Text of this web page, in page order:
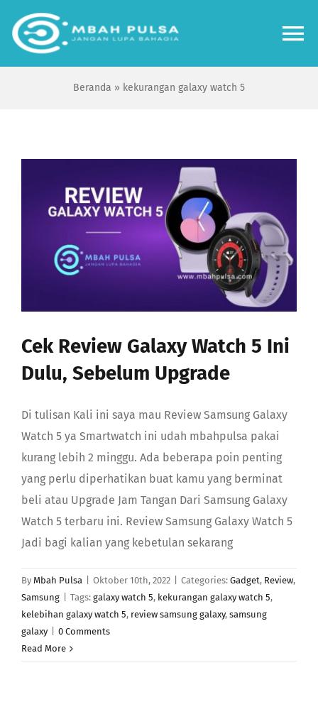
content
Search
Beranda » kekurangan galaxy watch 5
Cek Review Galaxy Watch 5 Ini
Dulu, Sebelum Upgrade
Di tulisan Kali ini saya mau Review Samsung Galaxy
Watch 5 ya Smartwatch ini udah mbahpulsa pakai
kurang lebih 2 minggu. Ada beberapa poin penting
yang perlu diperhatikan buat kamu yang berminat
beli atau Upgrade Jam Tangan Dari Samsung Galaxy
Watch 5 terbaru ini. Review Samsung Galaxy Watch 5
Jadi bagi kalian yang kebetulan sekarang
By Mbah Pulsa Oktober 10th, 2022 Categories: Gadget, Review,
Samsung
Tags: galaxy watch 5, kekurangan galaxy watch 5,
kelebihan galaxy watch 5, review samsung galaxy, samsung
galaxy
0 Comments
Read More